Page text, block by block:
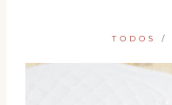
TODOS /